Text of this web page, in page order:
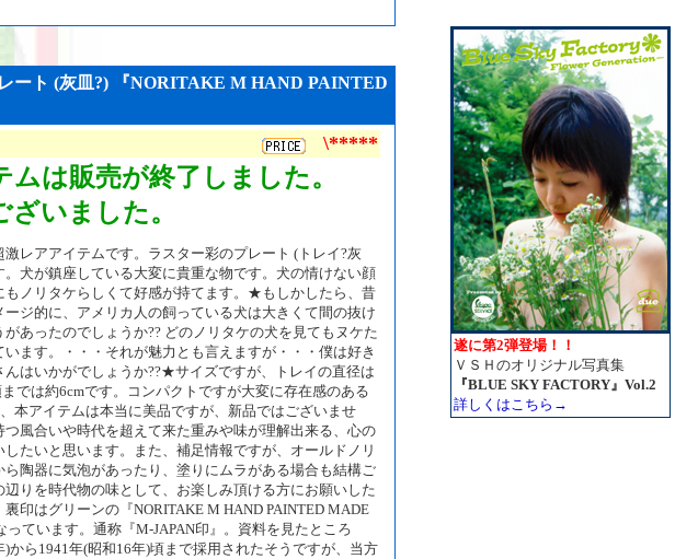
ート (灰皿?) 『NORITAKE M HAND PAINTED
\*****
ムは販売が終了しました。
ざいました。
レアアイテムです。ラスター彩のプレート (トレイ?灰
。犬が鎮座している大変に貴重な物です。犬の情けない顔
もノリタケらしくて好感が持てます。★もしかしたら、昔
ージ的に、アメリカ人の飼っている犬は大きくて間の抜け
があったのでしょうか?? どのノリタケの犬を見てもヌケた
います。・・・それが魅力とも言えますが・・・僕は好き
んはいかがでしょうか??★サイズですが、トレイの直径は
では約6cmです。コンパクトですが大変に存在感のある
本アイテムは本当に美品ですが、新品ではございませ
つ風合いや時代を超えて来た重みや味が理解出来る、心の
したいと思います。また、補足情報ですが、オールドノリ
ら陶器に気泡があったり、塗りにムラがある場合も結構ご
辺りを時代物の味として、お楽しみ頂ける方にお願いした
印はグリーンの『NORITAKE M HAND PAINTED MADE
っています。通称『M-JAPAN印』。資料を見たところ
)から1941年(昭和16年)頃まで採用されたそうですが、当方
遂に第2弾登場！！
ＶＳＨのオリジナル写真集
『BLUE SKY FACTORY』Vol.2
詳しくはこちら→